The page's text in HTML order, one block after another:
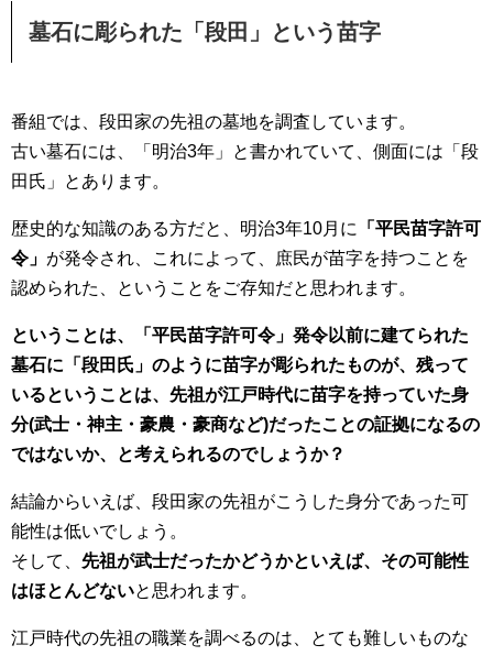
墓石に彫られた「段田」という苗字
番組では、段田家の先祖の墓地を調査しています。
古い墓石には、「明治3年」と書かれていて、側面には「段
田氏」とあります。
歴史的な知識のある方だと、明治3年10月に
「平民苗字許可
令」 が発令され、これによって、庶民が苗字を持つことを
認められた、ということをご存知だと思われます。
ということは、
「平民苗字許可令」発令以前に建てられた
墓石に「段田氏」のように苗字が彫られたものが、残って
いるということは、先祖が江戸時代に苗字を持っていた身
分(武士・神主・豪農・豪商など)だったことの証拠になるの
ではないか、と考えられるのでしょうか？
結論からいえば、段田家の先祖がこうした身分であった可
能性は低いでしょう。
そして、 先祖が武士だったかどうかといえば、その可能性
はほとんどないと思われます。
江戸時代の先祖の職業を調べるのは、とても難しいものな